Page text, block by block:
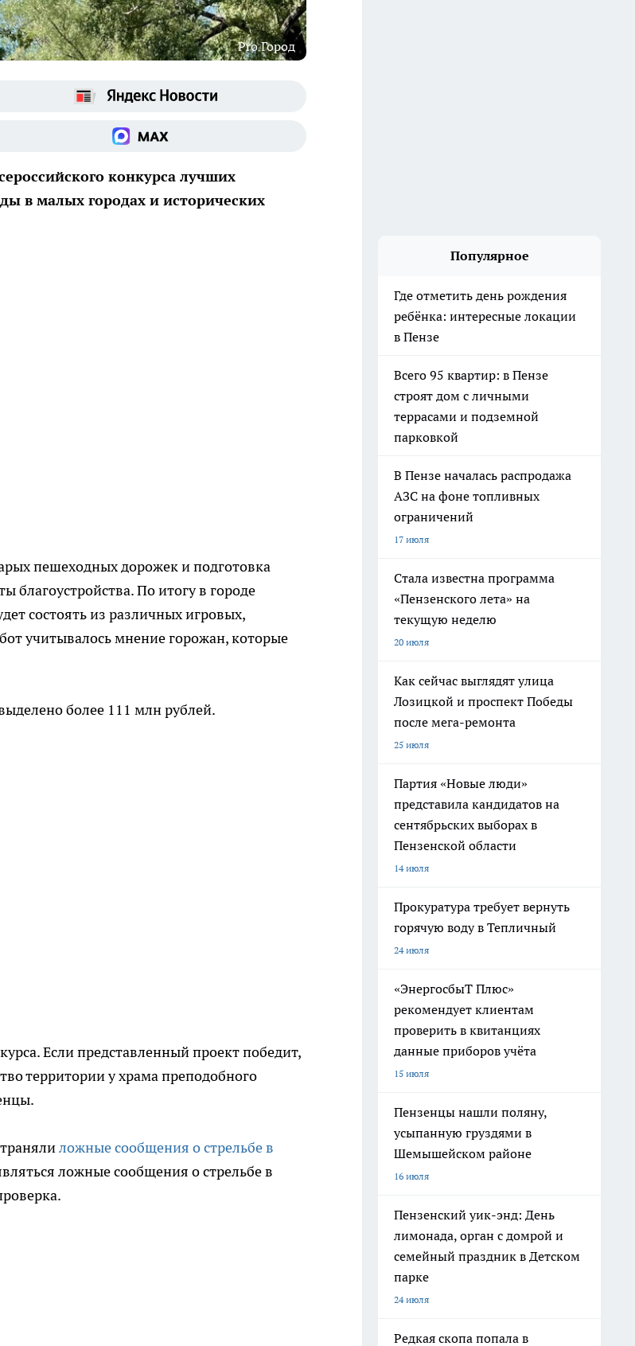
Pro Город
конкурса лучших
в малых городах и исторических
пешеходных дорожек и подготовка
благоустройства. По итогу в городе
состоять из различных игровых,
учитывалось мнение горожан, которые
более 111 млн рублей.
Если представленный проект победит,
территории у храма преподобного
ложные сообщения о стрельбе в
ложные сообщения о стрельбе в
Популярное
Где отметить день рождения
ребёнка: интересные локации
в Пензе
Всего 95 квартир: в Пензе
строят дом с личными
террасами и подземной
парковкой
В Пензе началась распродажа
АЗС на фоне топливных
ограничений
17 июля
Стала известна программа
«Пензенского лета» на
текущую неделю
20 июля
Как сейчас выглядят улица
Лозицкой и проспект Победы
после мега-ремонта
25 июля
Партия «Новые люди»
представила кандидатов на
сентябрьских выборах в
Пензенской области
14 июля
Прокуратура требует вернуть
горячую воду в Тепличный
24 июля
«ЭнергосбыТ Плюс»
рекомендует клиентам
проверить в квитанциях
данные приборов учёта
15 июля
Пензенцы нашли поляну,
усыпанную груздями в
Шемышейском районе
16 июля
Пензенский уик-энд: День
лимонада, орган с домрой и
семейный праздник в Детском
парке
24 июля
Редкая скопа попала в